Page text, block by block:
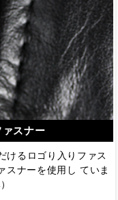
ァスナー
けるロゴり入りファス
スナーを使用し ていま